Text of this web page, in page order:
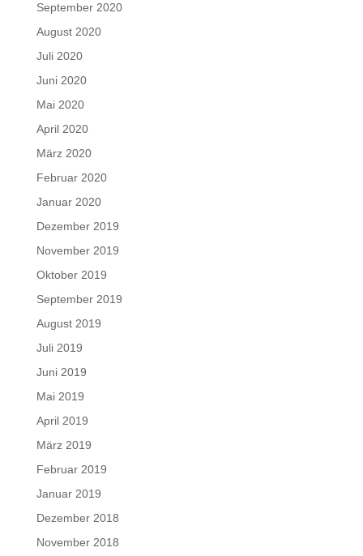
September 2020
August 2020
Juli 2020
Juni 2020
Mai 2020
April 2020
März 2020
Februar 2020
Januar 2020
Dezember 2019
November 2019
Oktober 2019
September 2019
August 2019
Juli 2019
Juni 2019
Mai 2019
April 2019
März 2019
Februar 2019
Januar 2019
Dezember 2018
November 2018